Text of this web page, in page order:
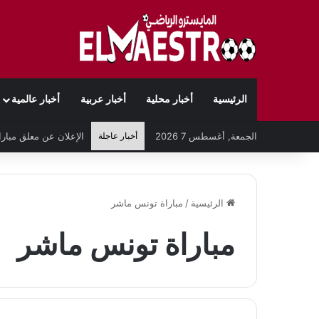
الرئيسية أخبار محلية أخبار عربية أخبار عالمية
الجمعة, أغسطس 7 2026 أخبار عاجلة
الرئيسية / مباراة تونس ماشر
مباراة تونس ماشر